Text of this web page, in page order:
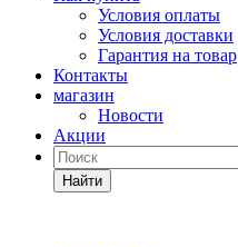
Условия оплаты
Условия доставки
Гарантия на товар
Контакты
магазин
Новости
Акции
Найти